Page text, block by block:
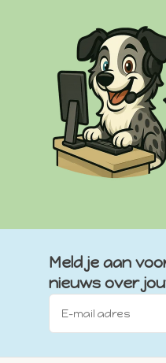
Meld je aan
nieuws over